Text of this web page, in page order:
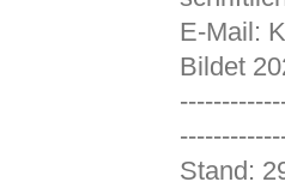
E-Mail:
Bildet